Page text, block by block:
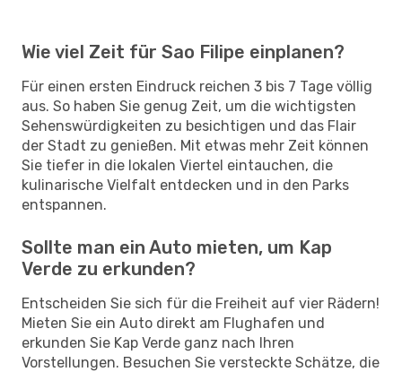
Wie viel Zeit für Sao Filipe einplanen?
Für einen ersten Eindruck reichen 3 bis 7 Tage völlig
aus. So haben Sie genug Zeit, um die wichtigsten
Sehenswürdigkeiten zu besichtigen und das Flair
der Stadt zu genießen. Mit etwas mehr Zeit können
Sie tiefer in die lokalen Viertel eintauchen, die
kulinarische Vielfalt entdecken und in den Parks
entspannen.
Sollte man ein Auto mieten, um Kap
Verde zu erkunden?
Entscheiden Sie sich für die Freiheit auf vier Rädern!
Mieten Sie ein Auto direkt am Flughafen und
erkunden Sie Kap Verde ganz nach Ihren
Vorstellungen. Besuchen Sie versteckte Schätze, die